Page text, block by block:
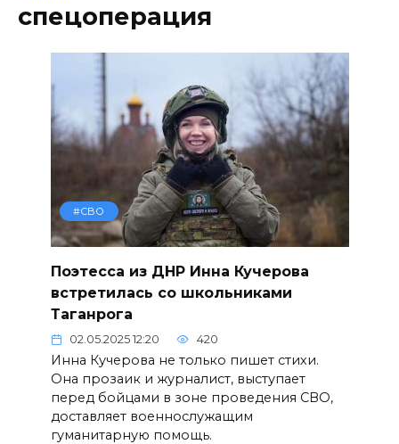
спецоперация
#СВО
Поэтесса из ДНР Инна Кучерова
встретилась со школьниками
Таганрога
02.05.2025 12:20 420
Инна Кучерова не только пишет стихи.
Она прозаик и журналист, выступает
перед бойцами в зоне проведения СВО,
доставляет военнослужащим
гуманитарную помощь.